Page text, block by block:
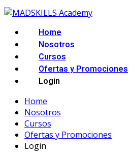
Home
Nosotros
Cursos
Ofertas y Promociones
Login
Home
Nosotros
Cursos
Ofertas y Promociones
Login